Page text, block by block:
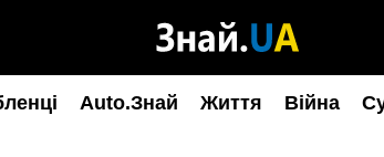
Auto.Знай Життя Війна